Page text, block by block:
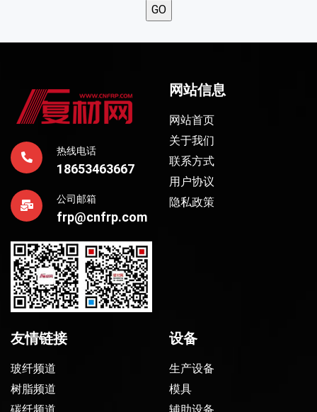
热线电话
18653463667
公司邮箱
frp@cnfrp.com
网站信息
网站首页
关于我们
联系方式
用户协议
隐私政策
友情链接
玻纤频道
树脂频道
设备
生产设备
模具